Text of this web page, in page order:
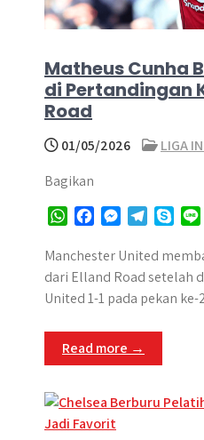
Matheus Cunha
di Pertandingan
Road
01/05/2026
LIGA
Bagikan
W
a
t
s
p
p
c
e
b
o
k
s
s
e
g
e
l
e
g
a
y
p
e
Manchester United
dari Elland Road setelah
United 1-1 pada pekan
Read more →